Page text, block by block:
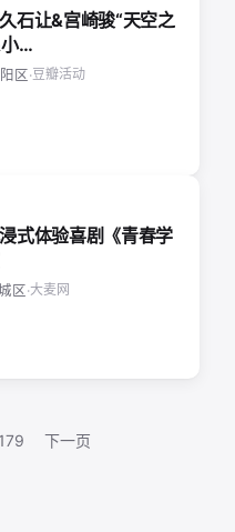
石让&宫崎骏“天空之
小…
区·豆瓣活动
式体验喜剧《青春学
区·大麦网
179 下一页